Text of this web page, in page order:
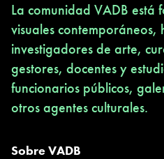
La comunidad VADB está
visuales contemporáneos,
investigadores de arte,
gestores, docentes y
funcionarios públicos,
otros agentes culturales.
Sobre VADB